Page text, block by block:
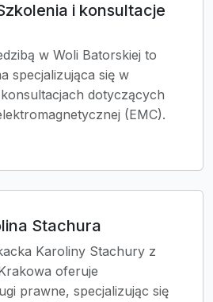
i konsultacje
w Woli Batorskiej to
specjalizująca się w
dotyczących
(EMC).
Stachura
Karoliny Stachury z
oferuje
prawne, specjalizując się